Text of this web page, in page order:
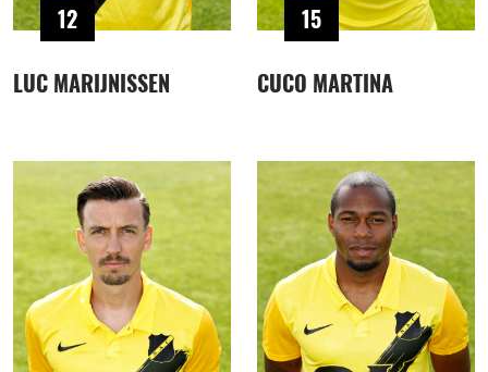
12
LUC MARIJNISSEN
15
CUCO MARTINA